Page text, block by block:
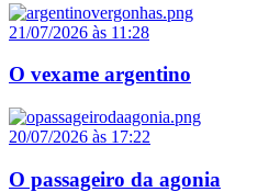
21/07/2026 às 11:28
O vexame argentino
20/07/2026 às 17:22
O passageiro da agonia